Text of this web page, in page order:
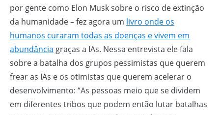
por gente como Elon Musk sobre o risco de extinção
da humanidade – fez agora um livro onde os
humanos curaram todas as doenças e vivem em
abundância graças a IAs. Nessa entrevista ele fala
sobre a batalha dos grupos pessimistas que querem
frear as IAs e os otimistas que querem acelerar o
desenvolvimento: “As pessoas meio que se dividem
em diferentes tribos que podem então lutar batalhas